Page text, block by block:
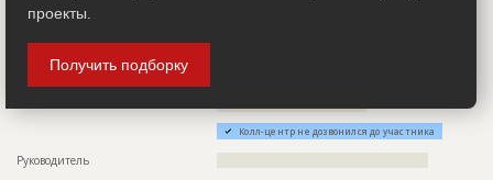
ИНН
Проектировщик ID 485757
Колл-центр не дозвонился до участника
Руководитель
проекты.
Получить подборку